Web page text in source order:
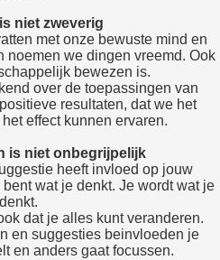
niet zweverig
met onze bewuste mind en
noemen we dingen vreemd. Ook
bewezen is.
over de toepassingen van
resultaten, dat we het
effect kunnen ervaren.
is niet onbegrijpelijk
heeft invloed op jouw
wat je denkt. Je wordt wat je
denkt.
dat je alles kunt veranderen.
en suggesties beinvloeden je
en anders gaat focussen.